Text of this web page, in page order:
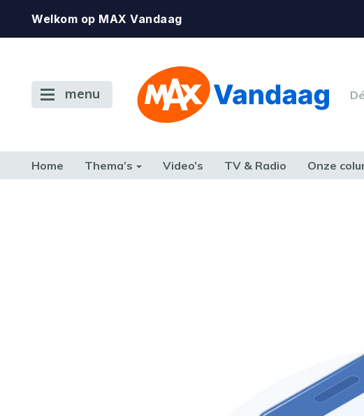
Welkom op MAX Vandaag
menu
Home Thema’s Video’s TV & Radio Onze